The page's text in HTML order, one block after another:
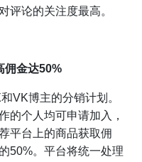
评论的关注度最高。
佣金达50%
VK博主的分销计划。
的个人均可申请加入，
平台上的商品获取佣
50%。平台将统一处理